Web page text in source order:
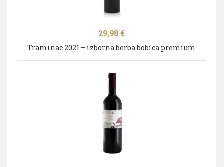
Cijena
29,98 €
Traminac 2021 – izborna berba bobica premium